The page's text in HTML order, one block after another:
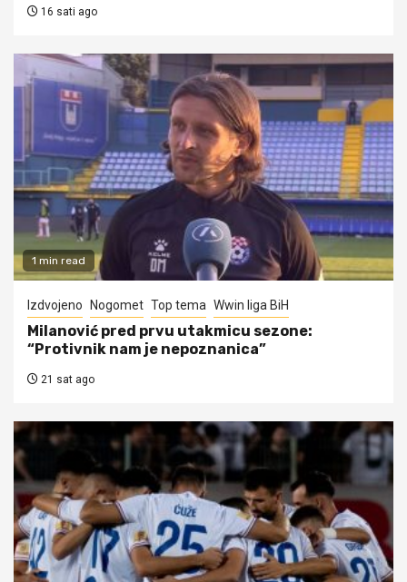
16 sati ago
1 min read
Izdvojeno Nogomet Top tema Wwin liga BiH
Milanović pred prvu utakmicu sezone:
“Protivnik nam je nepoznanica”
21 sat ago